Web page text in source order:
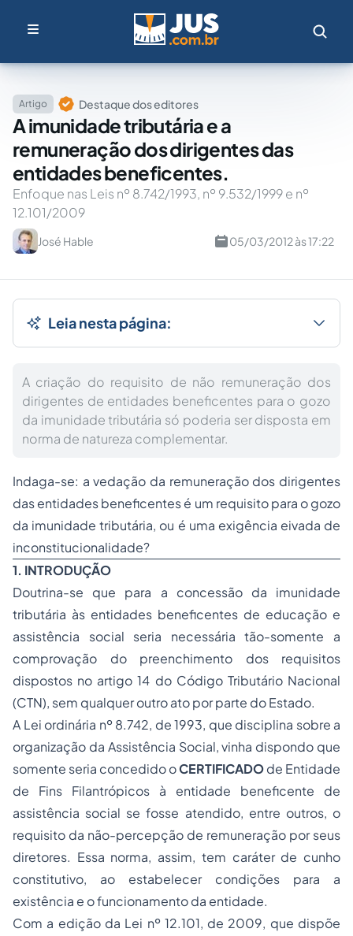
Artigo Destaque dos editores
A imunidade tributária e a
remuneração dos dirigentes das
entidades beneficentes.
Enfoque nas Leis nº 8.742/1993, nº 9.532/1999 e nº
12.101/2009
José Hable 05/03/2012 às 17:22
Leia nesta página:
A criação do requisito de não remuneração dos
dirigentes de entidades beneficentes para o gozo
da imunidade tributária só poderia ser disposta em
norma de natureza complementar.
Indaga-se: a vedação da remuneração dos dirigentes
das entidades beneficentes é um requisito para o gozo
da imunidade tributária, ou é uma exigência eivada de
inconstitucionalidade?
1. INTRODUÇÃO
Doutrina-se que para a concessão da imunidade
tributária às entidades beneficentes de educação e
assistência social seria necessária tão-somente a
comprovação do preenchimento dos requisitos
dispostos no artigo 14 do Código Tributário Nacional
(CTN), sem qualquer outro ato por parte do Estado.
A Lei ordinária nº 8.742, de 1993, que disciplina sobre a
organização da Assistência Social, vinha dispondo que
somente seria concedido oCERTIFICADOde Entidade
de Fins Filantrópicos à entidade beneficente de
assistência social se fosse atendido, entre outros, o
requisito da não-percepção de remuneração por seus
diretores. Essa norma, assim, tem caráter de cunho
constitutivo, ao estabelecer condições para a
existência e o funcionamento da entidade.
Com a edição da Lei nº 12.101, de 2009, que dispõe